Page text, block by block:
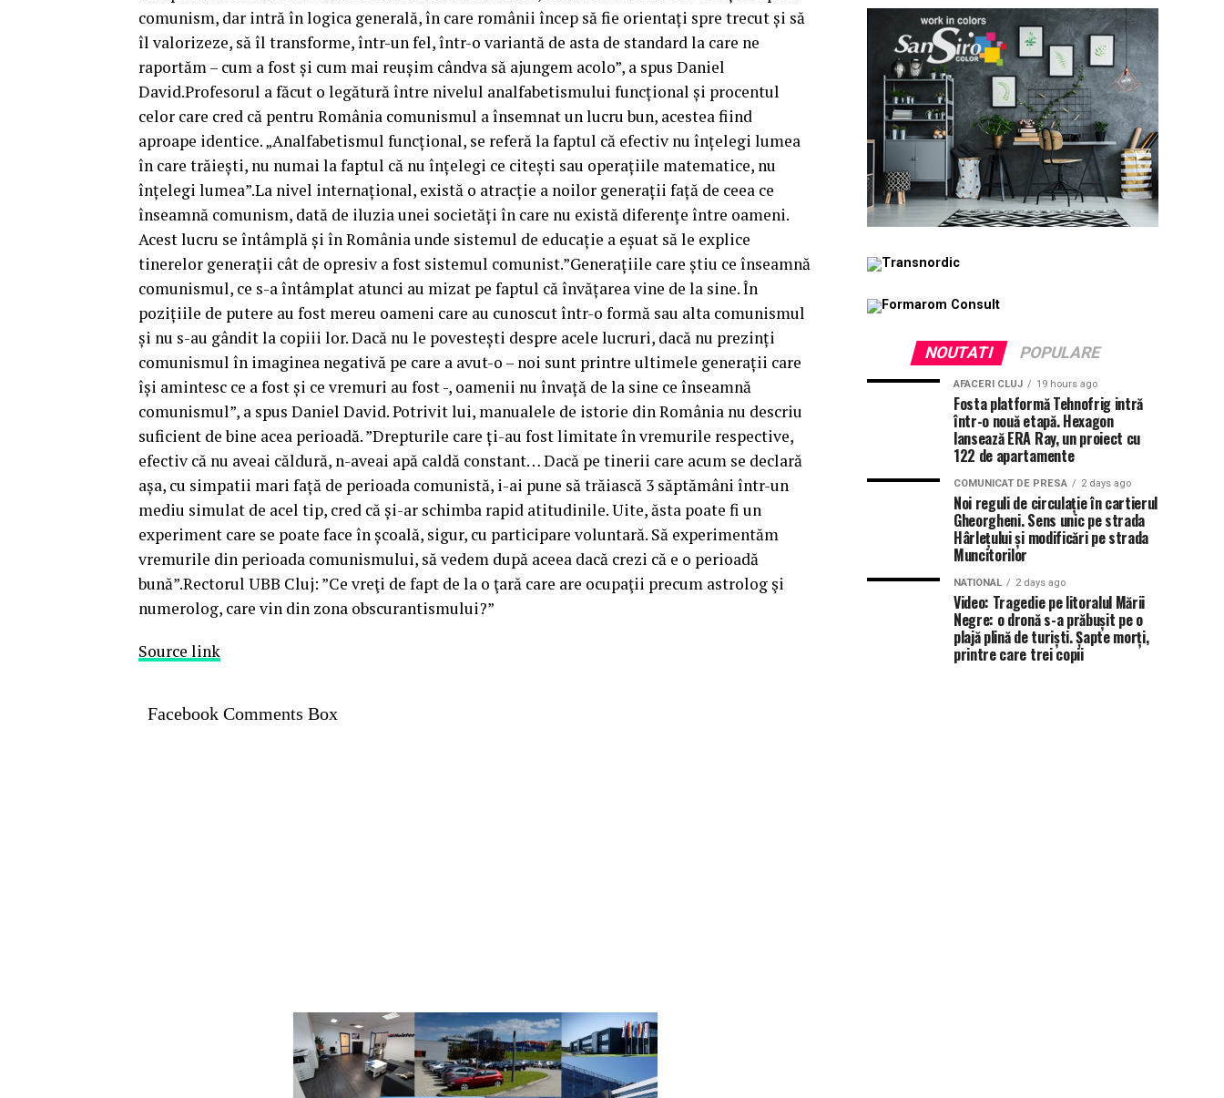
comunism, dar intră în logica generală, în care românii încep să fie orientați spre trecut și să
îl valorizeze, să îl transforme, într-un fel, într-o variantă de asta de standard la care ne
raportăm – cum a fost și cum mai reușim cândva să ajungem acolo”, a spus Daniel
David.Profesorul a făcut o legătură între nivelul analfabetismului funcțional și procentul
celor care cred că pentru România comunismul a însemnat un lucru bun, acestea fiind
aproape identice. „Analfabetismul funcțional, se referă la faptul că efectiv nu înțelegi lumea
în care trăiești, nu numai la faptul că nu înțelegi ce citești sau operațiile matematice, nu
înțelegi lumea”.La nivel internațional, există o atracție a noilor generații față de ceea ce
înseamnă comunism, dată de iluzia unei societăți în care nu există diferențe între oameni.
Acest lucru se întâmplă și în România unde sistemul de educație a eșuat să le explice
tinerelor generații cât de opresiv a fost sistemul comunist.”Generațiile care știu ce înseamnă
comunismul, ce s-a întâmplat atunci au mizat pe faptul că învățarea vine de la sine. În
pozițiile de putere au fost mereu oameni care au cunoscut într-o formă sau alta comunismul
și nu s-au gândit la copiii lor. Dacă nu le povestești despre acele lucruri, dacă nu prezinți
comunismul în imaginea negativă pe care a avut-o – noi sunt printre ultimele generații care
își amintesc ce a fost și ce vremuri au fost -, oamenii nu învață de la sine ce înseamnă
comunismul”, a spus Daniel David. Potrivit lui, manualele de istorie din România nu descriu
suficient de bine acea perioadă. ”Drepturile care ți-au fost limitate în vremurile respective,
efectiv că nu aveai căldură, n-aveai apă caldă constant… Dacă pe tinerii care acum se declară
așa, cu simpatii mari față de perioada comunistă, i-ai pune să trăiască 3 săptămâni într-un
mediu simulat de acel tip, cred că și-ar schimba rapid atitudinile. Uite, ăsta poate fi un
experiment care se poate face în școală, sigur, cu participare voluntară. Să experimentăm
vremurile din perioada comunismului, să vedem după aceea dacă crezi că e o perioadă
bună”.Rectorul UBB Cluj: ”Ce vreţi de fapt de la o ţară care are ocupaţii precum astrolog şi
numerolog, care vin din zona obscurantismului?”
Source link
Facebook Comments Box
NOUTATI POPULARE
AFACERI CLUJ 19 hours ago
Fosta platformă Tehnofrig intră
într-o nouă etapă. Hexagon
lansează ERA Ray, un proiect cu
122 de apartamente
COMUNICAT DE PRESA 2 days ago
Noi reguli de circulație în cartierul
Gheorgheni. Sens unic pe strada
Hârlețului și modificări pe strada
Muncitorilor
NATIONAL 2 days ago
Video: Tragedie pe litoralul Mării
Negre: o dronă s-a prăbușit pe o
plajă plină de turiști. Șapte morți,
printre care trei copii